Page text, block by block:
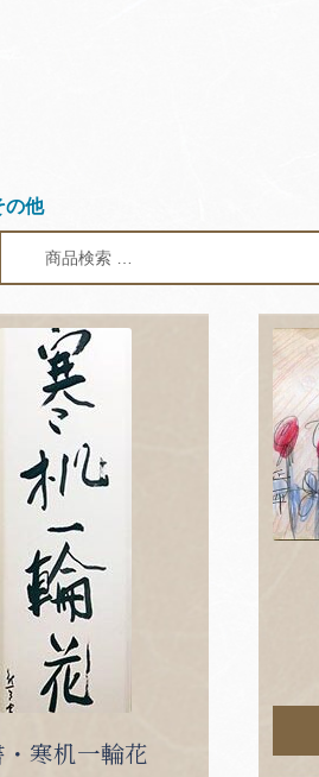
の他
寒机一輪花